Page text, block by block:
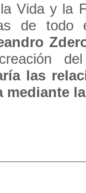
Vida y la
de todo
las
mediante la